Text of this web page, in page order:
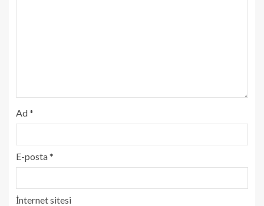
Ad*
E-posta*
İnternet sitesi